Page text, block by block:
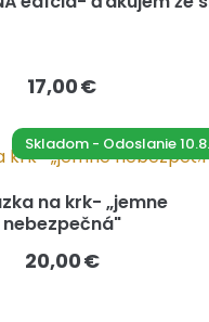
17,00 €
Skladom - Odoslanie 10.8.
na krk- „jemne
nebezpečná"
20,00 €